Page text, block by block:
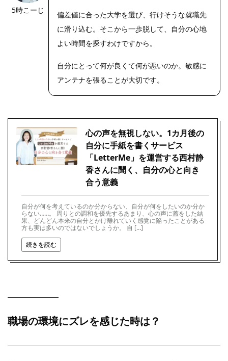
5時こーじ
偏差値に合った大学を選び、行けそうな就職先
に滑り込む。そこから一歩脱して、自分の心地
よい時間を探すわけですから。
自分にとって何が良くて何が悪いのか。敏感に
アンテナを張ることが大切です。
心の声を無視しない。1カ月後の
自分に手紙を書くサービス
「LetterMe」を運営する西村静
香さんに聞く、自分の心と向き
合う意義
自分が何を考えているのか分からない、自分が何をしたいのか分か
らない……。 周りとの調和を優先するあまり、心の声に蓋をした結
果、どんどん本来の自分とかけ離れていく感覚に陥ったことがある
方も実は多いのではないでしょうか。 自 […]
続きを読む
職場の環境にズレを感じた時は？